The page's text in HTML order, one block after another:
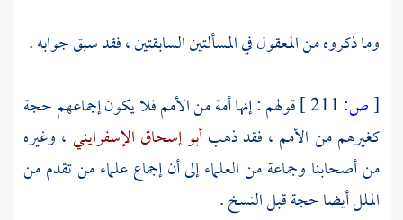
وما ذكروه من المعقول في المسألتين السابقتين ، فقد سبق جوابه .
[ص:
قولهم : إنها أمة من الأمم فلا يكون إجماعهم حجة
كغيرهم من الأمم ، فقد ذهبأبو إسحاق الإسفرايني ، وغيره
من أصحابنا وجماعة من العلماء إلى أن إجماع علماء من تقدم من
الملل أيضا حجة قبل النسخ .